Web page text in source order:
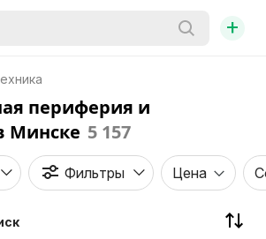
+
периферия и
Минске 5 157
Фильтры Цена